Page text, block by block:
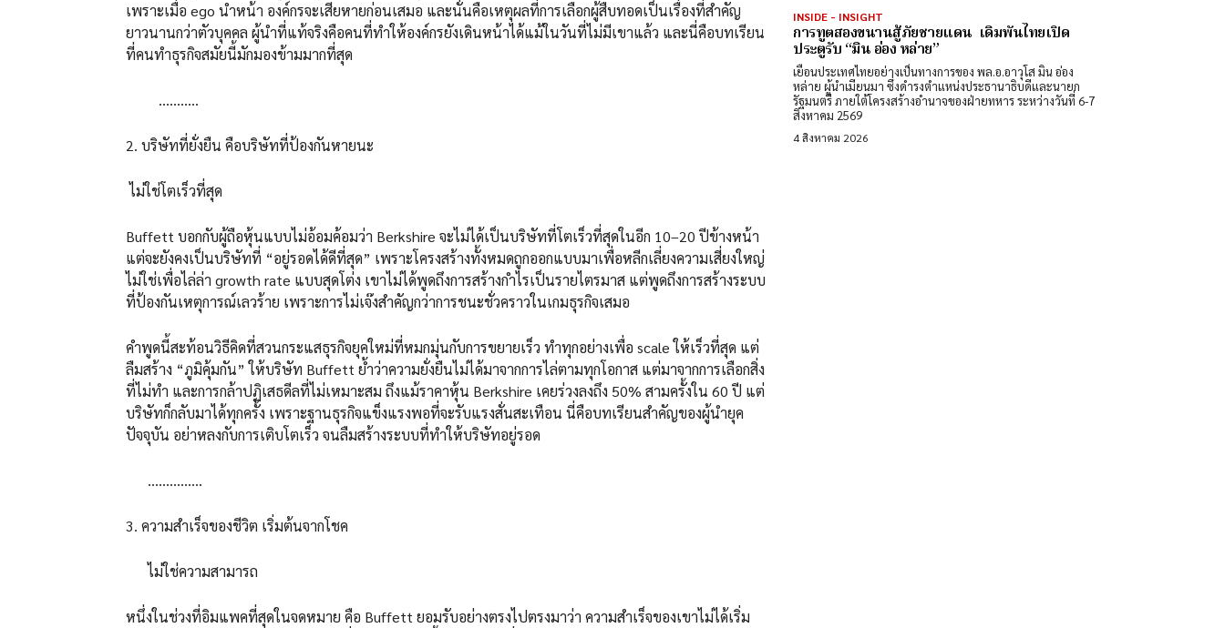
เพราะเมื่อ ego นำหน้า องค์กรจะเสียหายก่อนเสมอ และนั่นคือเหตุผลที่การเลือกผู้สืบทอดเป็นเรื่องที่สำคัญ
ยาวนานกว่าตัวบุคคล ผู้นำที่แท้จริงคือคนที่ทำให้องค์กรยังเดินหน้าได้แม้ในวันที่ไม่มีเขาแล้ว และนี่คือบทเรียน
ที่คนทำธุรกิจสมัยนี้มักมองข้ามมากที่สุด
………..
2. บริษัทที่ยั่งยืน คือบริษัทที่ป้องกันหายนะ
ไม่ใช่โตเร็วที่สุด
Buffett บอกกับผู้ถือหุ้นแบบไม่อ้อมค้อมว่า Berkshire จะไม่ได้เป็นบริษัทที่โตเร็วที่สุดในอีก 10–20 ปีข้างหน้า
แต่จะยังคงเป็นบริษัทที่ “อยู่รอดได้ดีที่สุด” เพราะโครงสร้างทั้งหมดถูกออกแบบมาเพื่อหลีกเลี่ยงความเสี่ยงใหญ่
ไม่ใช่เพื่อไล่ล่า growth rate แบบสุดโต่ง เขาไม่ได้พูดถึงการสร้างกำไรเป็นรายไตรมาส แต่พูดถึงการสร้างระบบ
ที่ป้องกันเหตุการณ์เลวร้าย เพราะการไม่เจ๊งสำคัญกว่าการชนะชั่วคราวในเกมธุรกิจเสมอ
คำพูดนี้สะท้อนวิธีคิดที่สวนกระแสธุรกิจยุคใหม่ที่หมกมุ่นกับการขยายเร็ว ทำทุกอย่างเพื่อ scale ให้เร็วที่สุด แต่
ลืมสร้าง “ภูมิคุ้มกัน” ให้บริษัท Buffett ย้ำว่าความยั่งยืนไม่ได้มาจากการไล่ตามทุกโอกาส แต่มาจากการเลือกสิ่ง
ที่ไม่ทำ และการกล้าปฏิเสธดีลที่ไม่เหมาะสม ถึงแม้ราคาหุ้น Berkshire เคยร่วงลงถึง 50% สามครั้งใน 60 ปี แต่
บริษัทก็กลับมาได้ทุกครั้ง เพราะฐานธุรกิจแข็งแรงพอที่จะรับแรงสั่นสะเทือน นี่คือบทเรียนสำคัญของผู้นำยุค
ปัจจุบัน อย่าหลงกับการเติบโตเร็ว จนลืมสร้างระบบที่ทำให้บริษัทอยู่รอด
……………
3. ความสำเร็จของชีวิต เริ่มต้นจากโชค
ไม่ใช่ความสามารถ
หนึ่งในช่วงที่อิมแพคที่สุดในจดหมาย คือ Buffett ยอมรับอย่างตรงไปตรงมาว่า ความสำเร็จของเขาไม่ได้เริ่ม
INSIDE - INSIGHT
การทูตสองขนานสู้ภัยชายแดน เดิมพันไทยเปิด
ประตูรับ “มิน อ่อง หล่าย”
เยือนประเทศไทยอย่างเป็นทางการของ พล.อ.อาวุโส มิน อ่อง
หล่าย ผู้นำเมียนมา ซึ่งดำรงตำแหน่งประธานาธิบดีและนายก
รัฐมนตรี ภายใต้โครงสร้างอำนาจของฝ่ายทหาร ระหว่างวันที่ 6-7
สิงหาคม 2569
4 สิงหาคม 2026